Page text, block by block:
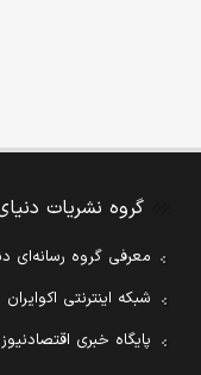
گروه نشریات
معرفی گروه رسانه‌ای
شبکه اینترنتی اکوایران
پایگاه خبری اقتصادنیوز